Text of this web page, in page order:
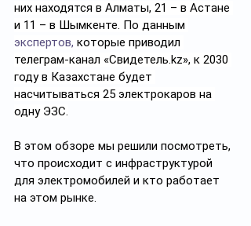
них находятся в Алматы, 21 – в Астане
и 11 – в Шымкенте. По данным
экспертов, которые приводил
телеграм-канал «Свидетель.kz», к 2030
году в Казахстане будет
насчитываться 25 электрокаров на
одну ЭЗС.
В этом обзоре мы решили посмотреть,
что происходит с инфраструктурой
для электромобилей и кто работает
на этом рынке.